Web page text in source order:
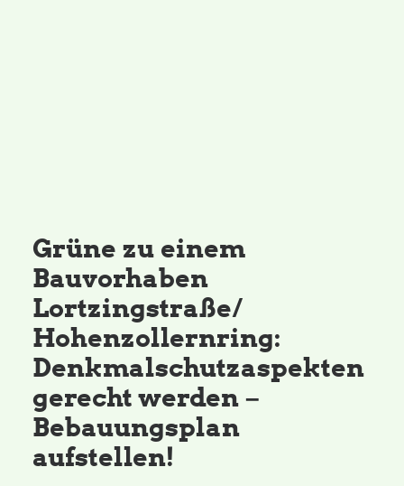
Grünes Zentrum
Personen
Sylvia Rietenberg, MdB
Dorothea Deppermann, MdL
Grüne zu einem
Bauvorhaben
Lortzingstraße/
Hohenzollernring:
Denkmalschutzaspekten
gerecht werden –
Bebauungsplan
aufstellen!